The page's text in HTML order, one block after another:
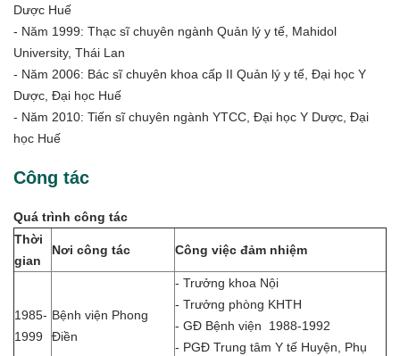
Dược Huế
- Năm 1999: Thạc sĩ chuyên ngành Quản lý y tế, Mahidol
University, Thái Lan
- Năm 2006: Bác sĩ chuyên khoa cấp II Quản lý y tế, Đại học Y
Dược, Đại học Huế
- Năm 2010: Tiến sĩ chuyên ngành YTCC, Đại học Y Dược, Đại
học Huế
Công tác
Quá trình công tác
Thời
gian
Nơi công tác Công việc đảm nhiệm
1985-
1999
Bệnh viện Phong
Điền
- Trưởng khoa Nội
- Trưởng phòng KHTH
- GĐ Bệnh viện 1988-1992
- PGĐ Trung tâm Y tế Huyện, Phụ